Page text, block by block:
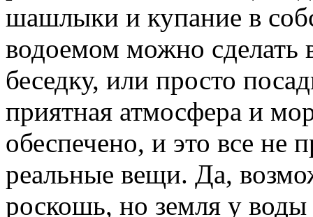
шашлыки и купание в
водоемом можно сделать
беседку, или просто
приятная атмосфера и
обеспечено, и это все не
реальные вещи. Да,
роскошь, но земля у